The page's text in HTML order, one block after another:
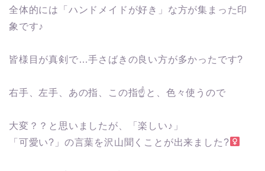
全体的には「ハンドメイドが好き」な方が集まった印
象です♪
皆様目が真剣で…手さばきの良い方が多かったです?
右手、左手、あの指、この指☝️と、色々使うので
大変？？と思いましたが、「楽しい♪」
「可愛い?」の言葉を沢山聞くことが出来ました?‍